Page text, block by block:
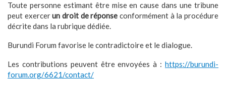
Toute personne estimant être mise en cause dans une tribune
peut exercerun droit de réponse conformément à la procédure
décrite dans la rubrique dédiée.
Burundi Forum favorise le contradictoire et le dialogue.
Les contributions peuvent être envoyées à : https://burundi-
forum.org/6621/contact/